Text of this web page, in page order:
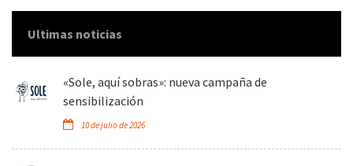
Ultimas noticias
«Sole, aquí sobras»: nueva campaña de
sensibilización
10 de julio de 2026